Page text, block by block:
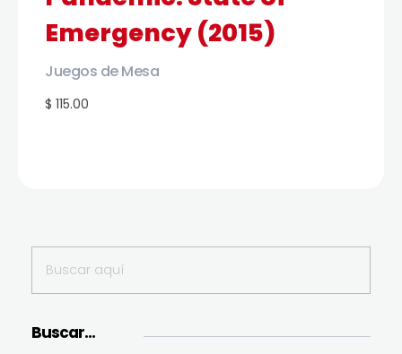
Emergency (2015)
$ 115.00
Juegos de Mesa
Buscar…